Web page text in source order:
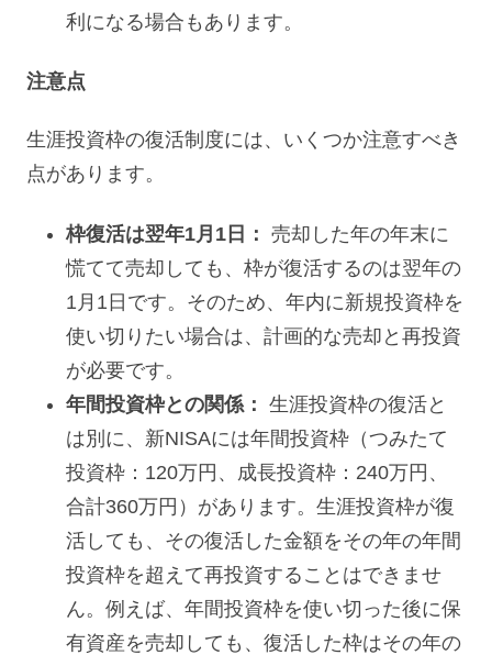
利になる場合もあります。
注意点
生涯投資枠の復活制度には、いくつか注意すべき
点があります。
枠復活は翌年1月1日： 売却した年の年末に
慌てて売却しても、枠が復活するのは翌年の
1月1日です。そのため、年内に新規投資枠を
使い切りたい場合は、計画的な売却と再投資
が必要です。
年間投資枠との関係： 生涯投資枠の復活と
は別に、新NISAには年間投資枠（つみたて
投資枠：120万円、成長投資枠：240万円、
合計360万円）があります。生涯投資枠が復
活しても、その復活した金額をその年の年間
投資枠を超えて再投資することはできませ
ん。例えば、年間投資枠を使い切った後に保
有資産を売却しても、復活した枠はその年の